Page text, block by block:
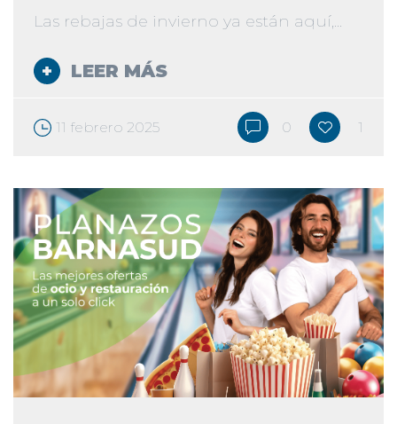
Las rebajas de invierno ya están aquí,...
LEER MÁS
11 febrero 2025 0 1